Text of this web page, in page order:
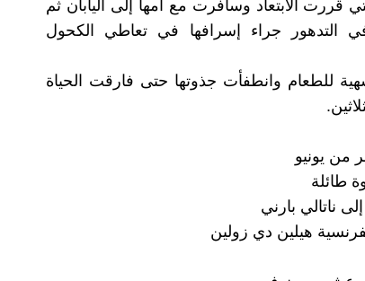
الابتعاد وسافرت مع أمها إلى اليابان ثم
التدهور جراء إسرافها في تعاطي الكحول
للطعام وانطفأت جذوتها حتى فارقت الحياة